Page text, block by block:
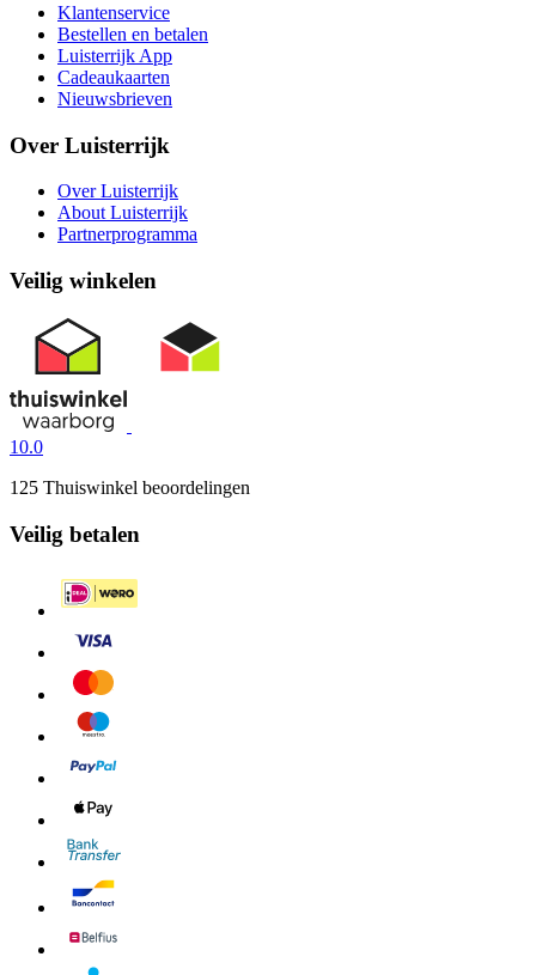
Klantenservice
Bestellen en betalen
Luisterrijk App
Cadeaukaarten
Nieuwsbrieven
Over Luisterrijk
Over Luisterrijk
About Luisterrijk
Partnerprogramma
Veilig winkelen
10.0
125 Thuiswinkel beoordelingen
Veilig betalen